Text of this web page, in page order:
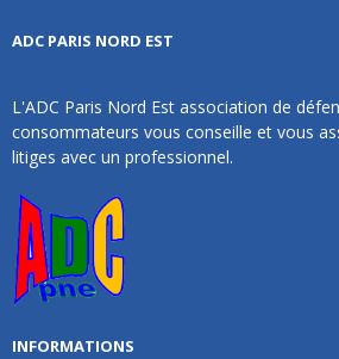
ADC PARIS NORD EST
L'ADC Paris Nord Est association de
consommateurs vous conseille et vous
litiges avec un professionnel.
INFORMATIONS